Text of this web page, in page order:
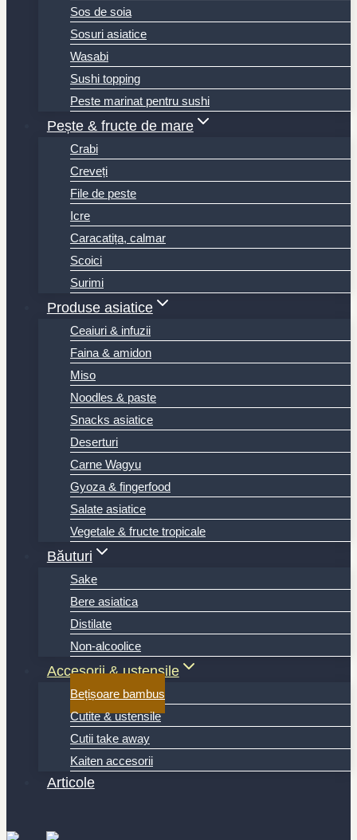
Sos de soia
Sosuri asiatice
Wasabi
Sushi topping
Peste marinat pentru sushi
Pește & fructe de mare
Crabi
Creveți
File de peste
Icre
Caracatița, calmar
Scoici
Surimi
Produse asiatice
Ceaiuri & infuzii
Faina & amidon
Miso
Noodles & paste
Snacks asiatice
Deserturi
Carne Wagyu
Gyoza & fingerfood
Salate asiatice
Vegetale & fructe tropicale
Băuturi
Sake
Bere asiatica
Distilate
Non-alcoolice
Accesorii & ustensile
Bețișoare bambus
Cutite & ustensile
Cutii take away
Kaiten accesorii
Articole